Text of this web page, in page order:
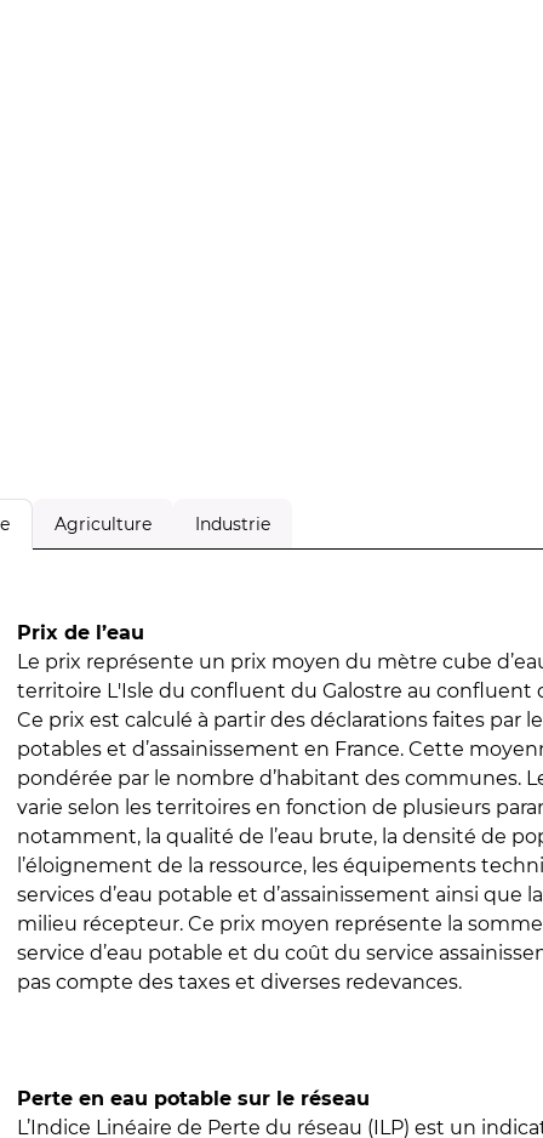
Agriculture Industrie
Prix de l’eau
Le prix représente un prix moyen du mètre cube
territoire L'Isle du confluent du Galostre au confluent
Ce prix est calculé à partir des déclarations faites par
potables et d’assainissement en France. Cette
pondérée par le nombre d’habitant des communes.
varie selon les territoires en fonction de plusieurs
notamment, la qualité de l’eau brute, la densité de
l’éloignement de la ressource, les équipements
services d’eau potable et d’assainissement ainsi que
milieu récepteur. Ce prix moyen représente la
service d’eau potable et du coût du service
pas compte des taxes et diverses redevances.
Perte en eau potable sur le réseau
L’Indice Linéaire de Perte du réseau (ILP) est un